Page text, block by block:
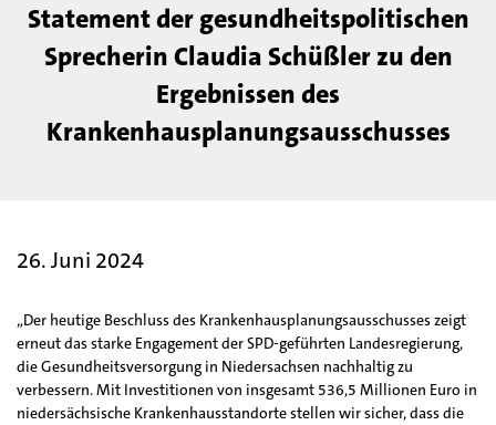
Statement der gesundheitspolitischen
Sprecherin Claudia Schüßler zu den
Ergebnissen des
Krankenhausplanungsausschusses
26. Juni 2024
„Der heutige Beschluss des Krankenhausplanungsausschusses zeigt
erneut das starke Engagement der SPD-geführten Landesregierung,
die Gesundheitsversorgung in Niedersachsen nachhaltig zu
verbessern. Mit Investitionen von insgesamt 536,5 Millionen Euro in
niedersächsische Krankenhausstandorte stellen wir sicher, dass die